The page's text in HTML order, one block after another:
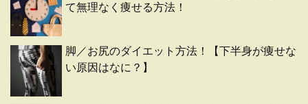
て無理なく痩せる方法！
脚／お尻のダイエット方法！【下半身が痩せな
い原因はなに？】